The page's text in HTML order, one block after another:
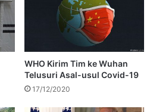
WHO Kirim Tim ke Wuhan
Telusuri Asal-usul Covid-19
17/12/2020